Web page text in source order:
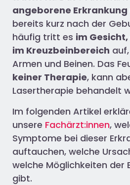
angeborene Erkrankung
bereits kurz nach der
häufig tritt es im
im Kreuzbeinbereich
Armen und Beinen. Das
keiner Therapie, kann
Lasertherapie behandelt
Im folgenden Artikel
unsere Fachärzt:innen,
Symptome bei dieser
auftauchen, welche
welche Möglichkeiten der
gibt.